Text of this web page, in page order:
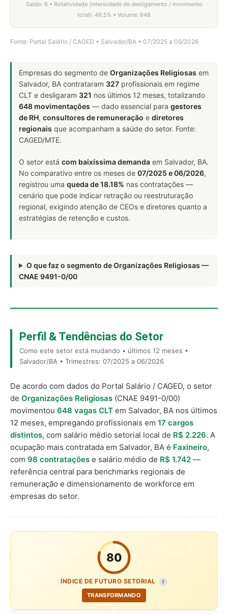
Saldo: 6 • Rotatividade (intensidade de desligamento / movimento
total): 49,5% • Volume: 648
Fonte: Portal Salário / CAGED • Salvador/BA • 07/2025 a 06/2026
Empresas do segmento de Organizações Religiosas em
Salvador, BA contrataram 327 profissionais em regime
CLT e desligaram 321 nos últimos 12 meses, totalizando
648 movimentações — dado essencial para gestores
de RH, consultores de remuneração e diretores
regionais que acompanham a saúde do setor. Fonte:
CAGED/MTE.
O setor está com baixíssima demanda em Salvador, BA.
No comparativo entre os meses de 07/2025 e 06/2026,
registrou uma queda de 18.18% nas contratações —
cenário que pode indicar retração ou reestruturação
regional, exigindo atenção de CEOs e diretores quanto a
estratégias de retenção e custos.
O que faz o segmento de Organizações Religiosas —
CNAE 9491-0/00
Perfil & Tendências do Setor
Como este setor está mudando • últimos 12 meses •
Salvador/BA • Trimestres: 07/2025 a 06/2026
De acordo com dados do Portal Salário / CAGED, o setor
de Organizações Religiosas (CNAE 9491-0/00)
movimentou 648 vagas CLT em Salvador, BA nos últimos
12 meses, empregando profissionais em 17 cargos
distintos, com salário médio setorial local de R$ 2.226. A
ocupação mais contratada em Salvador, BA é Faxineiro,
com 98 contratações e salário médio de R$ 1.742 —
referência central para benchmarks regionais de
remuneração e dimensionamento de workforce em
empresas do setor.
80
ÍNDICE DE FUTURO SETORIAL I
TRANSFORMANDO